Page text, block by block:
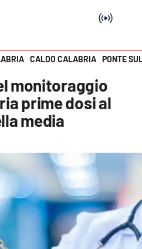
CALDO CALABRIA PONTE
monitoraggio
prime dosi al
media